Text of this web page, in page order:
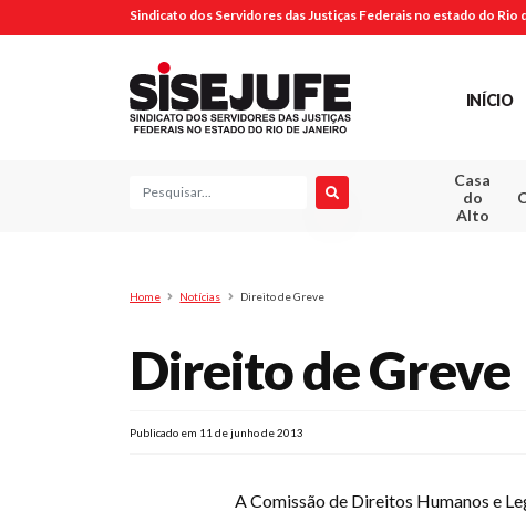
Sindicato dos Servidores das Justiças Federais no estado do Rio
INÍCIO
Pesquisa
Casa
do
Alto
Home Notícias Direito de Greve
Direito de Greve
Publicado em 11 de junho de 2013
A Comissão de Direitos Humanos e